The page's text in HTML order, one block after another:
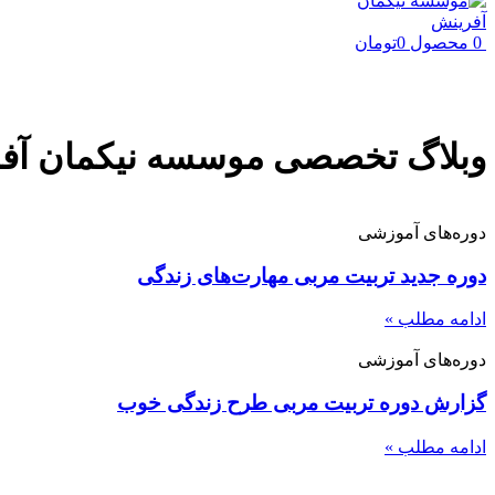
0 محصول 0تومان
وبلاگ تخصصی موسسه نیکمان
دوره‌های آموزشی
دوره جدید تربیت مربی مهارت‌های زندگی
ادامه مطلب »
دوره‌های آموزشی
گزارش دوره تربیت مربی طرح زندگی خوب
ادامه مطلب »